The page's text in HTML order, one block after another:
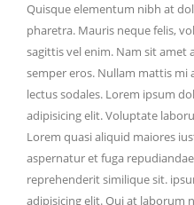
Quisque elementum nibh at
pharetra. Mauris neque felis,
sagittis vel enim. Nam sit amet
semper eros. Nullam mattis
lectus sodales. Lorem ipsum
adipisicing elit. Voluptate
Lorem quasi aliquid maiores
aspernatur et fuga
reprehenderit similique sit.
adipisicing elit. Qui at laborum